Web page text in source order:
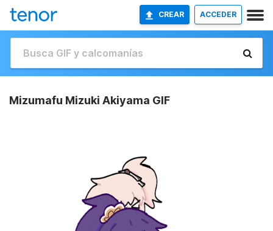
CREAR ACCEDER
Mizumafu Mizuki Akiyama GIF